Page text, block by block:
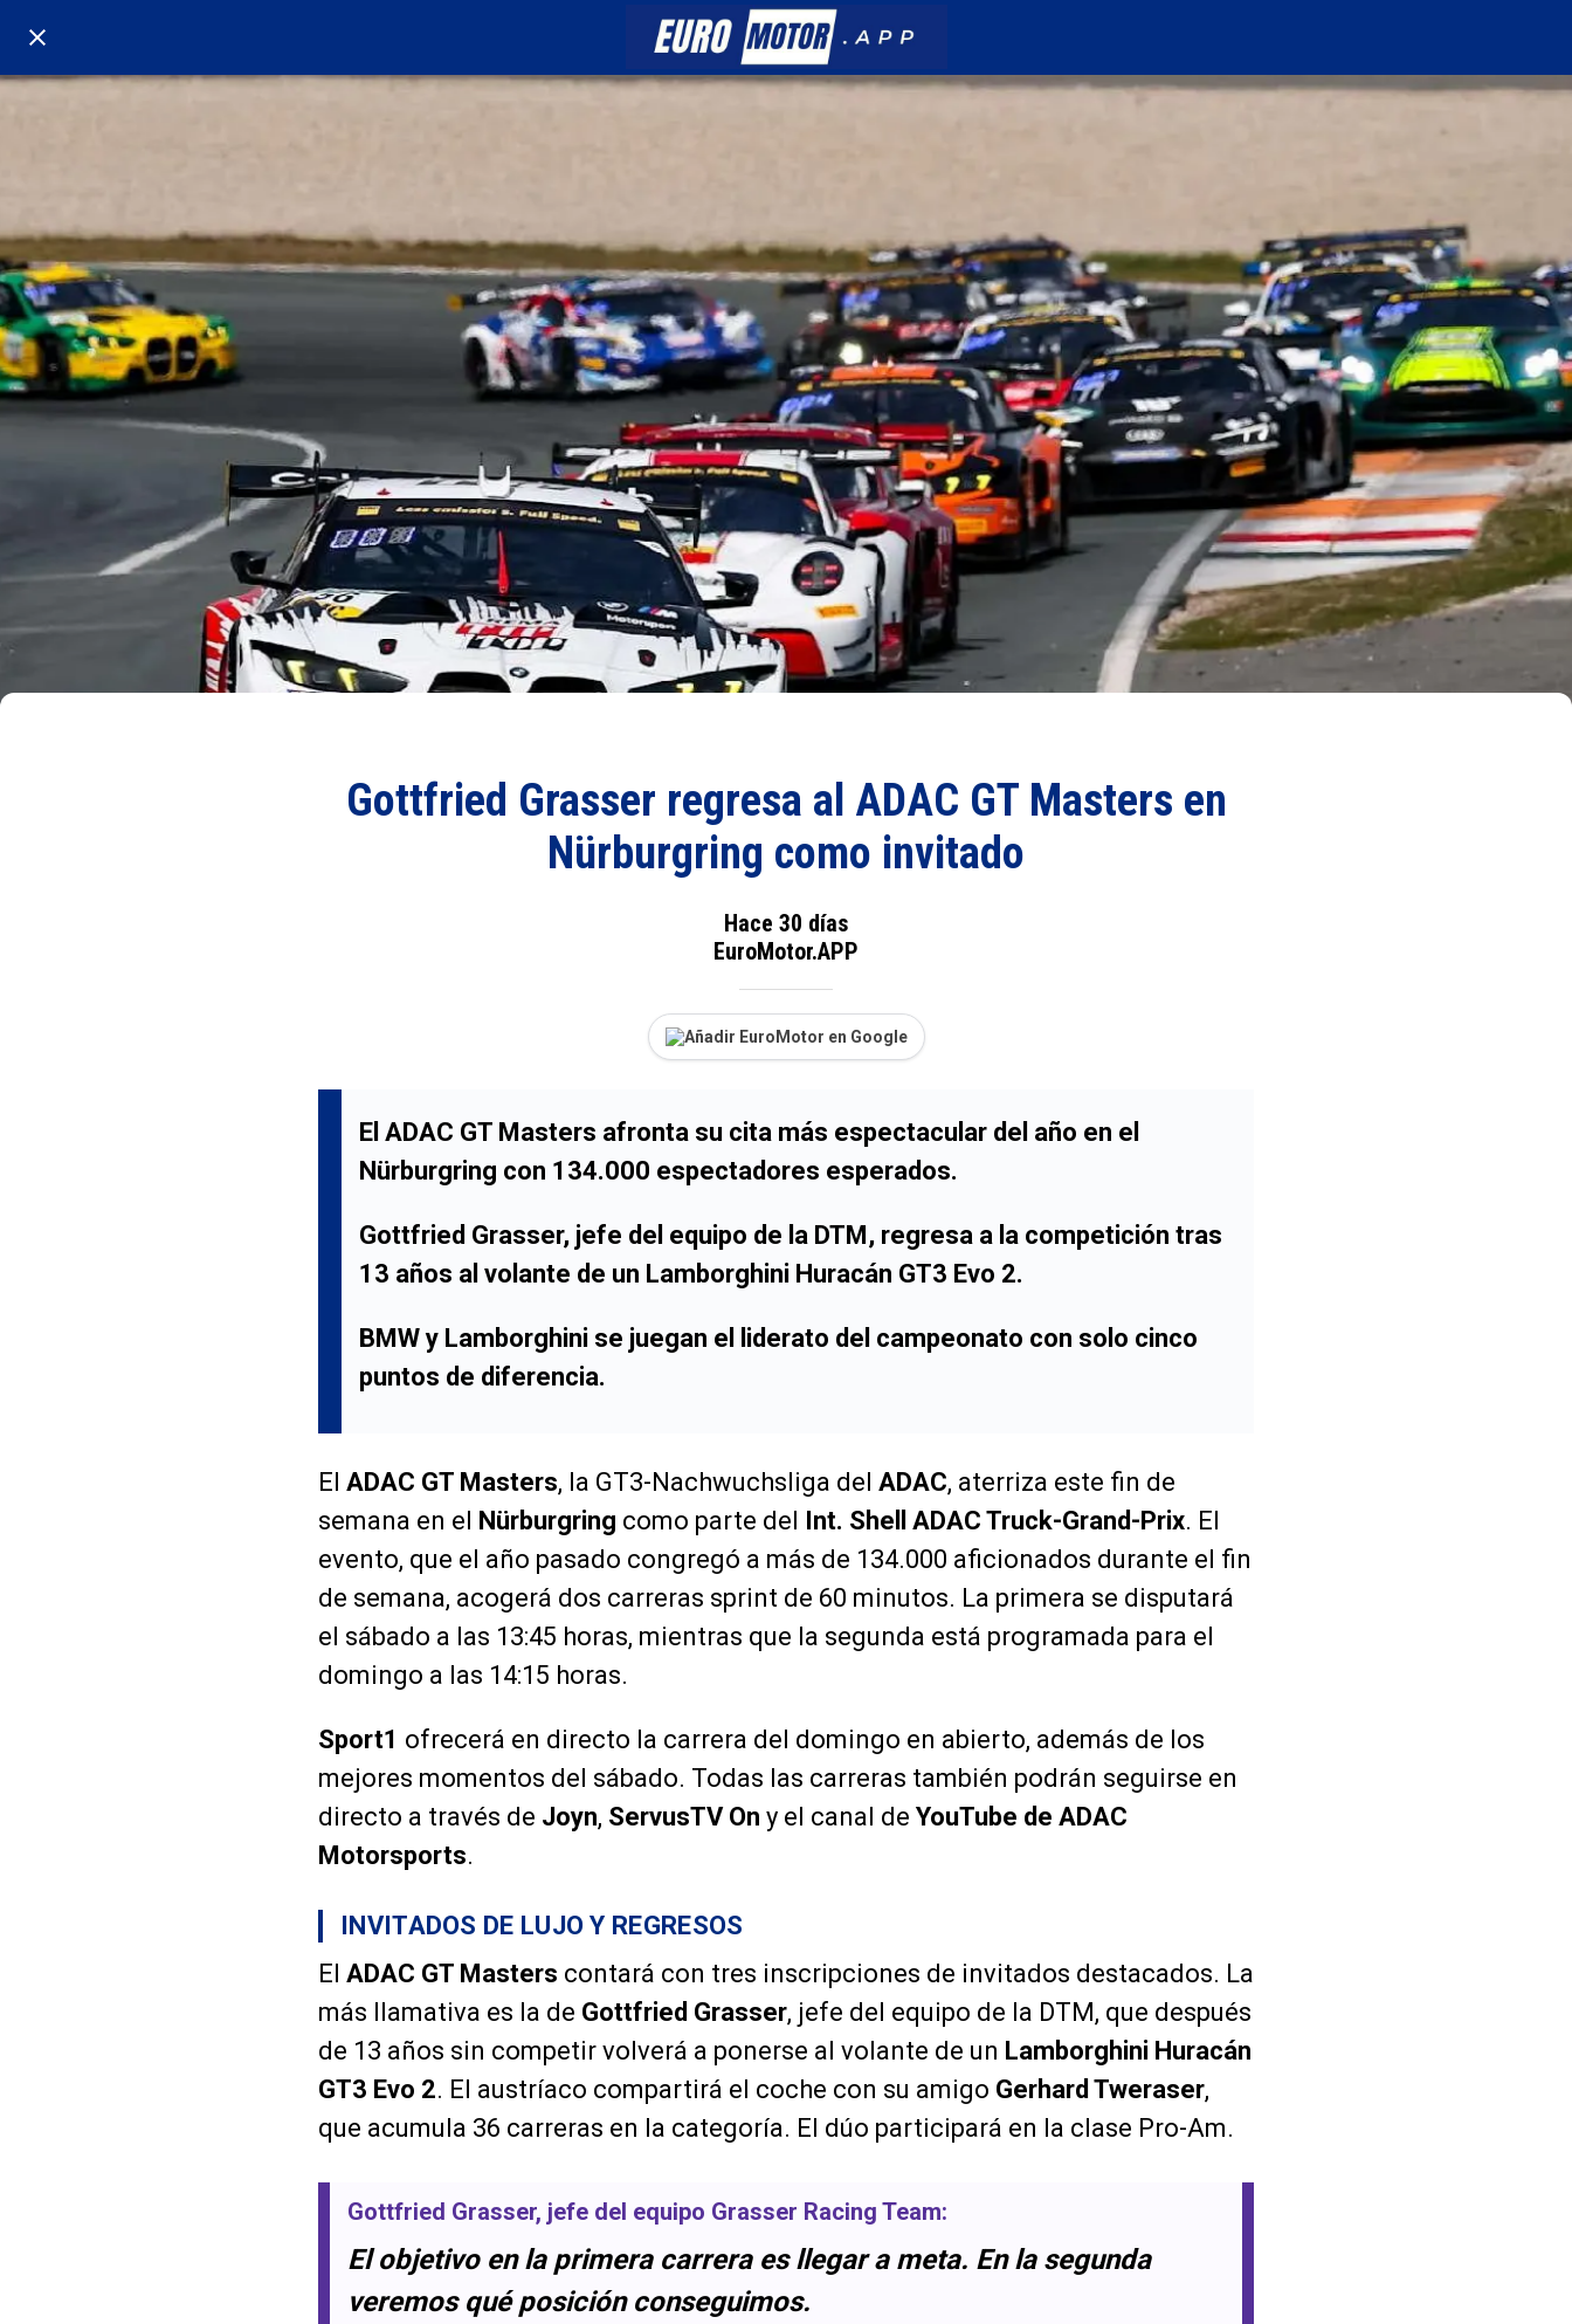
Gottfried Grasser regresa al ADAC GT Masters en
Nürburgring como invitado
Hace 30 días
EuroMotor.APP
Añadir EuroMotor en Google
El ADAC GT Masters afronta su cita más espectacular del año en el
Nürburgring con 134.000 espectadores esperados.
Gottfried Grasser, jefe del equipo de la DTM, regresa a la competición tras
13 años al volante de un Lamborghini Huracán GT3 Evo 2.
BMW y Lamborghini se juegan el liderato del campeonato con solo cinco
puntos de diferencia.
El ADAC GT Masters, la GT3-Nachwuchsliga del ADAC, aterriza este fin de
semana en el Nürburgring como parte del Int. Shell ADAC Truck-Grand-Prix. El
evento, que el año pasado congregó a más de 134.000 aficionados durante el fin
de semana, acogerá dos carreras sprint de 60 minutos. La primera se disputará
el sábado a las 13:45 horas, mientras que la segunda está programada para el
domingo a las 14:15 horas.
Sport1 ofrecerá en directo la carrera del domingo en abierto, además de los
mejores momentos del sábado. Todas las carreras también podrán seguirse en
directo a través de Joyn, ServusTV On y el canal de YouTube de ADAC
Motorsports.
INVITADOS DE LUJO Y REGRESOS
El ADAC GT Masters contará con tres inscripciones de invitados destacados. La
más llamativa es la de Gottfried Grasser, jefe del equipo de la DTM, que después
de 13 años sin competir volverá a ponerse al volante de un Lamborghini Huracán
GT3 Evo 2. El austríaco compartirá el coche con su amigo Gerhard Tweraser,
que acumula 36 carreras en la categoría. El dúo participará en la clase Pro-Am.
Gottfried Grasser, jefe del equipo Grasser Racing Team:
El objetivo en la primera carrera es llegar a meta. En la segunda
veremos qué posición conseguimos.